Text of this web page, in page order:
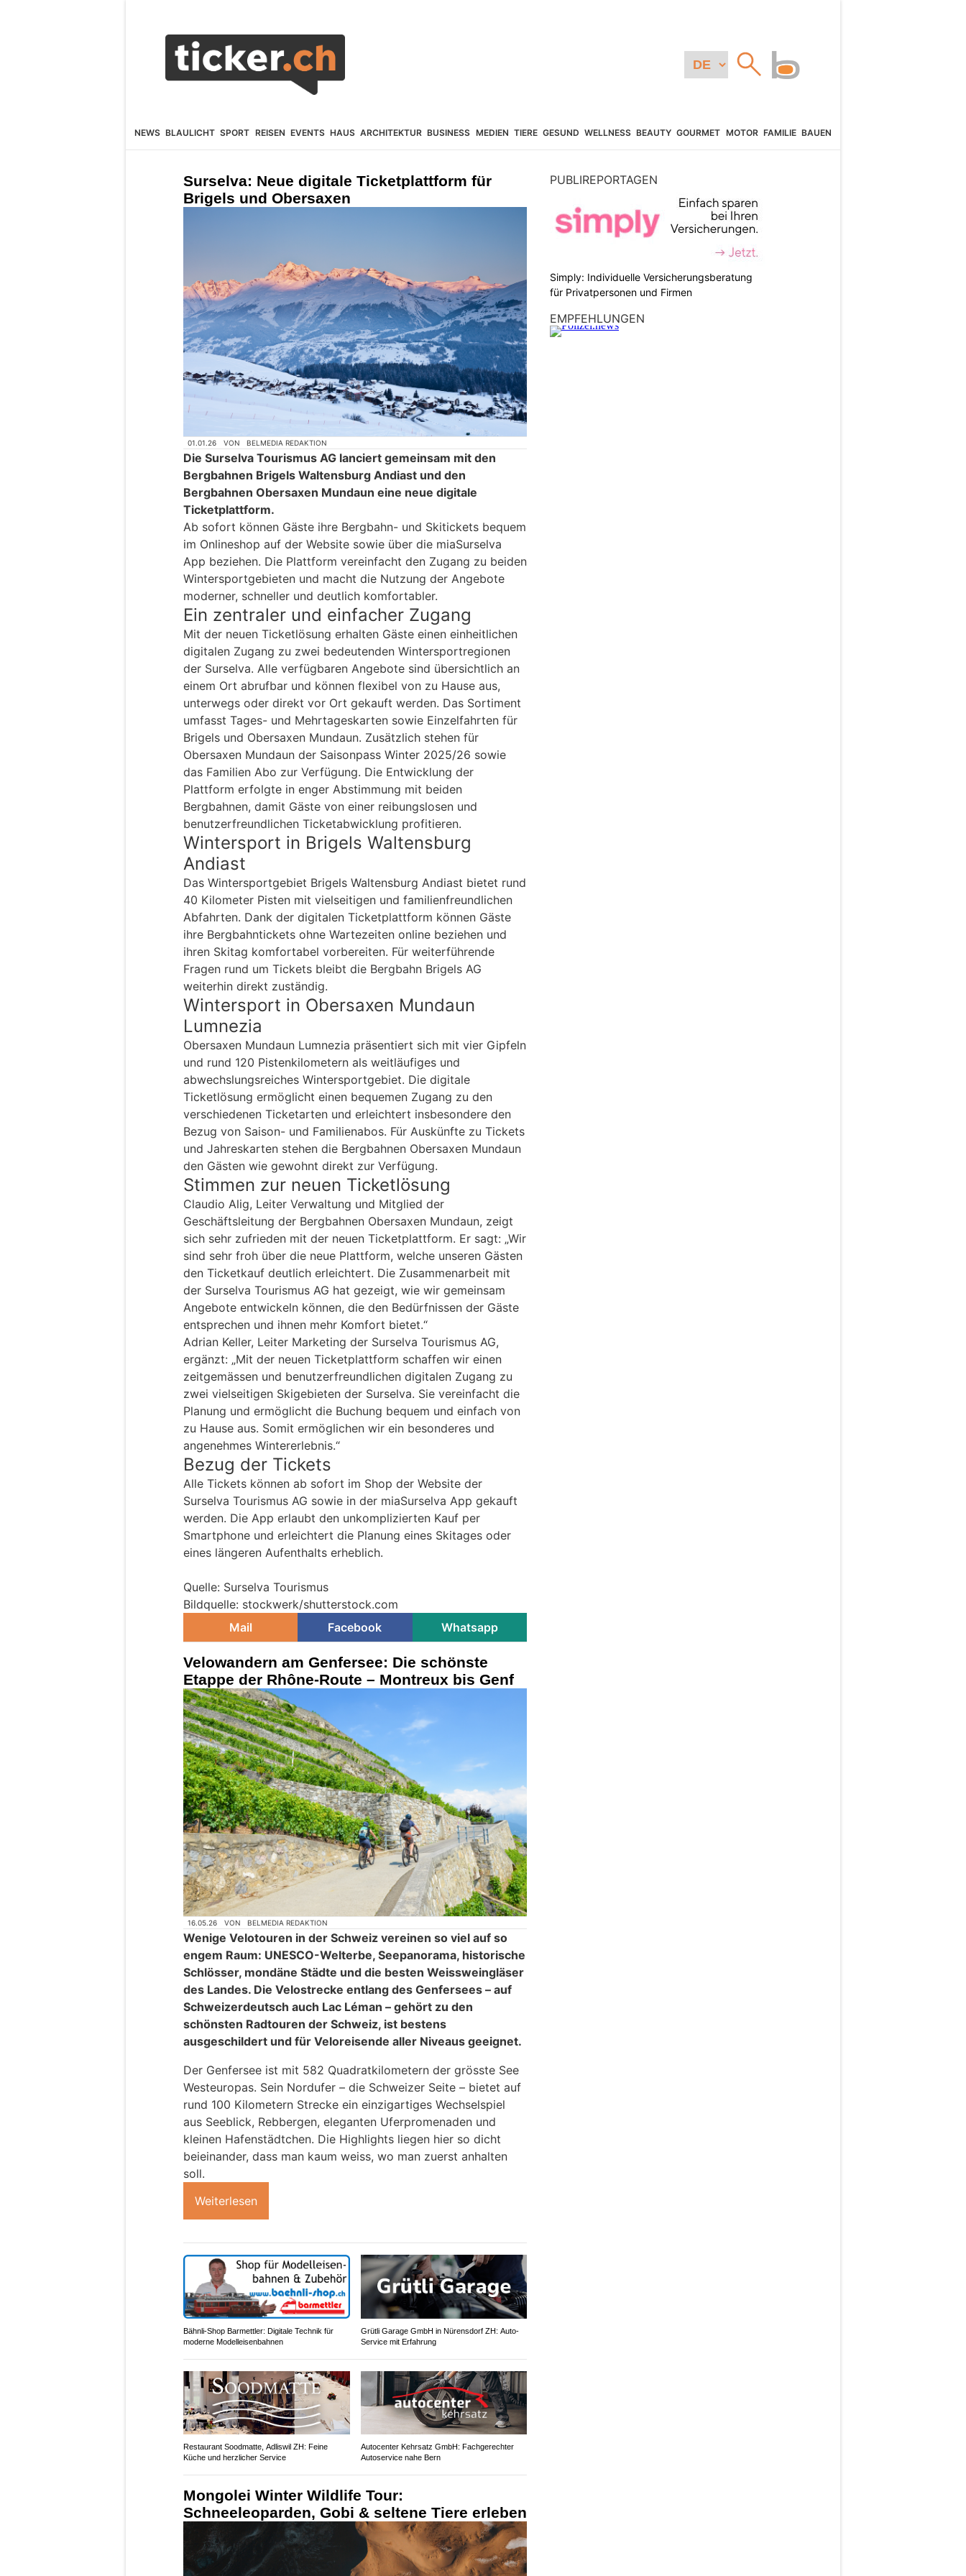
NEWS BLAULICHT SPORT REISEN EVENTS HAUS ARCHITEKTUR BUSINESS MEDIEN TIERE GESUND WELLNESS BEAUTY GOURMET MOTOR FAMILIE BAUEN
Surselva: Neue digitale Ticketplattform für
Brigels und Obersaxen
01.01.26 VON BELMEDIA REDAKTION
Die Surselva Tourismus AG lanciert gemeinsam mit den
Bergbahnen Brigels Waltensburg Andiast und den
Bergbahnen Obersaxen Mundaun eine neue digitale
Ticketplattform.
Ab sofort können Gäste ihre Bergbahn- und Skitickets bequem
im Onlineshop auf der Website sowie über die miaSurselva
App beziehen. Die Plattform vereinfacht den Zugang zu beiden
Wintersportgebieten und macht die Nutzung der Angebote
moderner, schneller und deutlich komfortabler.
Ein zentraler und einfacher Zugang
Mit der neuen Ticketlösung erhalten Gäste einen einheitlichen
digitalen Zugang zu zwei bedeutenden Wintersportregionen
der Surselva. Alle verfügbaren Angebote sind übersichtlich an
einem Ort abrufbar und können flexibel von zu Hause aus,
unterwegs oder direkt vor Ort gekauft werden. Das Sortiment
umfasst Tages- und Mehrtageskarten sowie Einzelfahrten für
Brigels und Obersaxen Mundaun. Zusätzlich stehen für
Obersaxen Mundaun der Saisonpass Winter 2025/26 sowie
das Familien Abo zur Verfügung. Die Entwicklung der
Plattform erfolgte in enger Abstimmung mit beiden
Bergbahnen, damit Gäste von einer reibungslosen und
benutzerfreundlichen Ticketabwicklung profitieren.
Wintersport in Brigels Waltensburg
Andiast
Das Wintersportgebiet Brigels Waltensburg Andiast bietet rund
40 Kilometer Pisten mit vielseitigen und familienfreundlichen
Abfahrten. Dank der digitalen Ticketplattform können Gäste
ihre Bergbahntickets ohne Wartezeiten online beziehen und
ihren Skitag komfortabel vorbereiten. Für weiterführende
Fragen rund um Tickets bleibt die Bergbahn Brigels AG
weiterhin direkt zuständig.
Wintersport in Obersaxen Mundaun
Lumnezia
Obersaxen Mundaun Lumnezia präsentiert sich mit vier Gipfeln
und rund 120 Pistenkilometern als weitläufiges und
abwechslungsreiches Wintersportgebiet. Die digitale
Ticketlösung ermöglicht einen bequemen Zugang zu den
verschiedenen Ticketarten und erleichtert insbesondere den
Bezug von Saison- und Familienabos. Für Auskünfte zu Tickets
und Jahreskarten stehen die Bergbahnen Obersaxen Mundaun
den Gästen wie gewohnt direkt zur Verfügung.
Stimmen zur neuen Ticketlösung
Claudio Alig, Leiter Verwaltung und Mitglied der
Geschäftsleitung der Bergbahnen Obersaxen Mundaun, zeigt
sich sehr zufrieden mit der neuen Ticketplattform. Er sagt: „Wir
sind sehr froh über die neue Plattform, welche unseren Gästen
den Ticketkauf deutlich erleichtert. Die Zusammenarbeit mit
der Surselva Tourismus AG hat gezeigt, wie wir gemeinsam
Angebote entwickeln können, die den Bedürfnissen der Gäste
entsprechen und ihnen mehr Komfort bietet.“
Adrian Keller, Leiter Marketing der Surselva Tourismus AG,
ergänzt: „Mit der neuen Ticketplattform schaffen wir einen
zeitgemässen und benutzerfreundlichen digitalen Zugang zu
zwei vielseitigen Skigebieten der Surselva. Sie vereinfacht die
Planung und ermöglicht die Buchung bequem und einfach von
zu Hause aus. Somit ermöglichen wir ein besonderes und
angenehmes Wintererlebnis.“
Bezug der Tickets
Alle Tickets können ab sofort im Shop der Website der
Surselva Tourismus AG sowie in der miaSurselva App gekauft
werden. Die App erlaubt den unkomplizierten Kauf per
Smartphone und erleichtert die Planung eines Skitages oder
eines längeren Aufenthalts erheblich.
Quelle: Surselva Tourismus
Bildquelle: stockwerk/shutterstock.com
Mail
Facebook Whatsapp
Velowandern am Genfersee: Die schönste
Etappe der Rhône-Route – Montreux bis Genf
16.05.26 VON BELMEDIA REDAKTION
Wenige Velotouren in der Schweiz vereinen so viel auf so
engem Raum: UNESCO-Welterbe, Seepanorama, historische
Schlösser, mondäne Städte und die besten Weissweingläser
des Landes. Die Velostrecke entlang des Genfersees – auf
Schweizerdeutsch auch Lac Léman – gehört zu den
schönsten Radtouren der Schweiz, ist bestens
ausgeschildert und für Veloreisende aller Niveaus geeignet.
Der Genfersee ist mit 582 Quadratkilometern der grösste See
Westeuropas. Sein Nordufer – die Schweizer Seite – bietet auf
rund 100 Kilometern Strecke ein einzigartiges Wechselspiel
aus Seeblick, Rebbergen, eleganten Uferpromenaden und
kleinen Hafenstädtchen. Die Highlights liegen hier so dicht
beieinander, dass man kaum weiss, wo man zuerst anhalten
soll.
Weiterlesen
Bähnli-Shop Barmettler: Digitale Technik für
moderne Modelleisenbahnen
Grütli Garage GmbH in Nürensdorf ZH: Auto-
Service mit Erfahrung
Restaurant Soodmatte, Adliswil ZH: Feine
Küche und herzlicher Service
Autocenter Kehrsatz GmbH: Fachgerechter
Autoservice nahe Bern
Mongolei Winter Wildlife Tour:
Schneeleoparden, Gobi & seltene Tiere erleben
PUBLIREPORTAGEN
Simply: Individuelle Versicherungsberatung
für Privatpersonen und Firmen
EMPFEHLUNGEN